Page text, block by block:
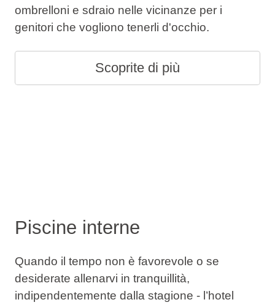
ombrelloni e sdraio nelle vicinanze per i
genitori che vogliono tenerli d'occhio.
Scoprite di più
Piscine interne
Quando il tempo non è favorevole o se
desiderate allenarvi in tranquillità,
indipendentemente dalla stagione - l’hotel